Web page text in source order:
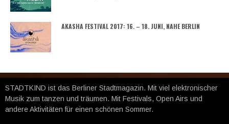
AKASHA FESTIVAL 2017: 16. – 18. JUNI, NAHE BERLIN
STADTKIND ist das Berliner Stadtmagazin. Mit viel elektronischer
Musik zum tanzen und träumen. Mit Festivals, Open Airs und
andere Aktivitäten für einen schönen Sommer.